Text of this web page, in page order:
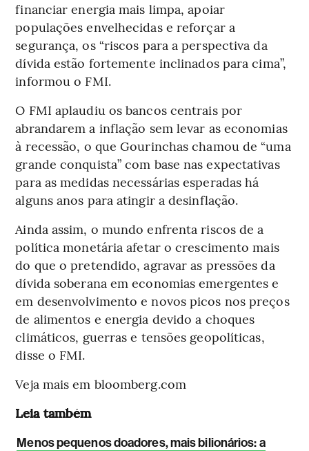
financiar energia mais limpa, apoiar
populações envelhecidas e reforçar a
segurança, os “riscos para a perspectiva da
dívida estão fortemente inclinados para cima”,
informou o FMI.
O FMI aplaudiu os bancos centrais por
abrandarem a inflação sem levar as economias
à recessão, o que Gourinchas chamou de “uma
grande conquista” com base nas expectativas
para as medidas necessárias esperadas há
alguns anos para atingir a desinflação.
Ainda assim, o mundo enfrenta riscos de a
política monetária afetar o crescimento mais
do que o pretendido, agravar as pressões da
dívida soberana em economias emergentes e
em desenvolvimento e novos picos nos preços
de alimentos e energia devido a choques
climáticos, guerras e tensões geopolíticas,
disse o FMI.
Veja mais em bloomberg.com
Leia também
Menos pequenos doadores, mais bilionários: a